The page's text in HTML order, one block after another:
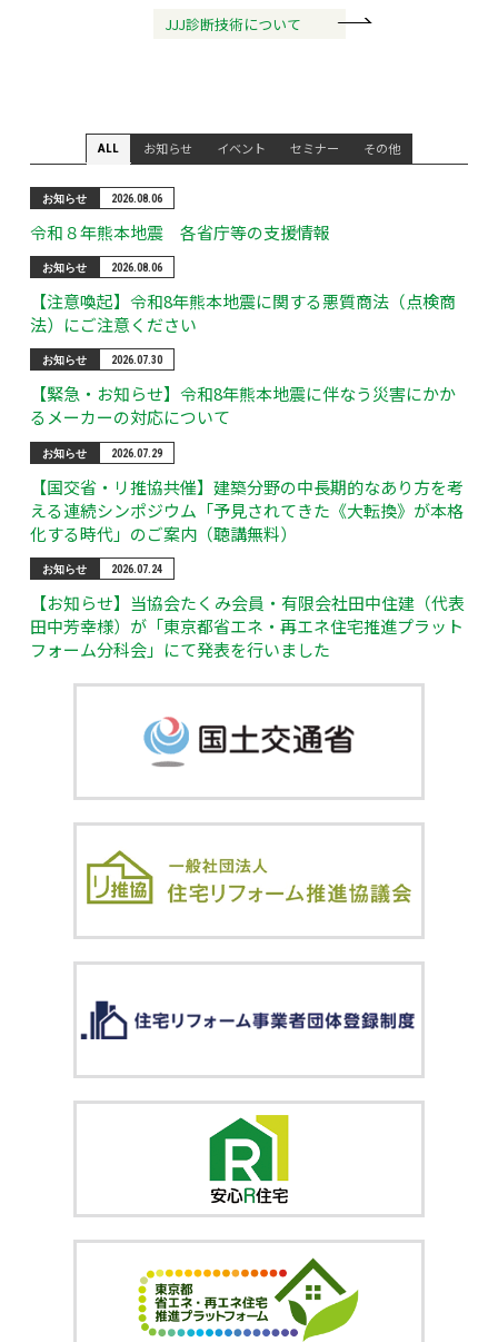
JJJ診断技術について
ALL お知らせ イベント セミナー その他
お知らせ 2026.08.06
令和８年熊本地震 各省庁等の支援情報
お知らせ 2026.08.06
【注意喚起】令和8年熊本地震に関する悪質商法（点検商
法）にご注意ください
お知らせ 2026.07.30
【緊急・お知らせ】令和8年熊本地震に伴なう災害にかか
るメーカーの対応について
お知らせ 2026.07.29
【国交省・リ推協共催】建築分野の中長期的なあり方を考
える連続シンポジウム「予見されてきた《大転換》が本格
化する時代」のご案内（聴講無料）
お知らせ 2026.07.24
【お知らせ】当協会たくみ会員・有限会社田中住建（代表
田中芳幸様）が「東京都省エネ・再エネ住宅推進プラット
フォーム分科会」にて発表を行いました